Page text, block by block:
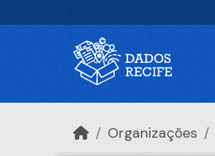
Organizações